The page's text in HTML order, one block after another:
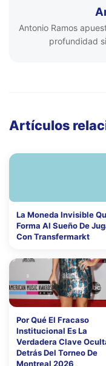
Antonio Ramos
profundidad
Artículos
La Moneda Invisible
Forma Al Sueño De
Con Transfermarkt
Por Qué El Fracaso
Institucional Es La
Verdadera Clave
Detrás Del Torneo De
Montreal 2026